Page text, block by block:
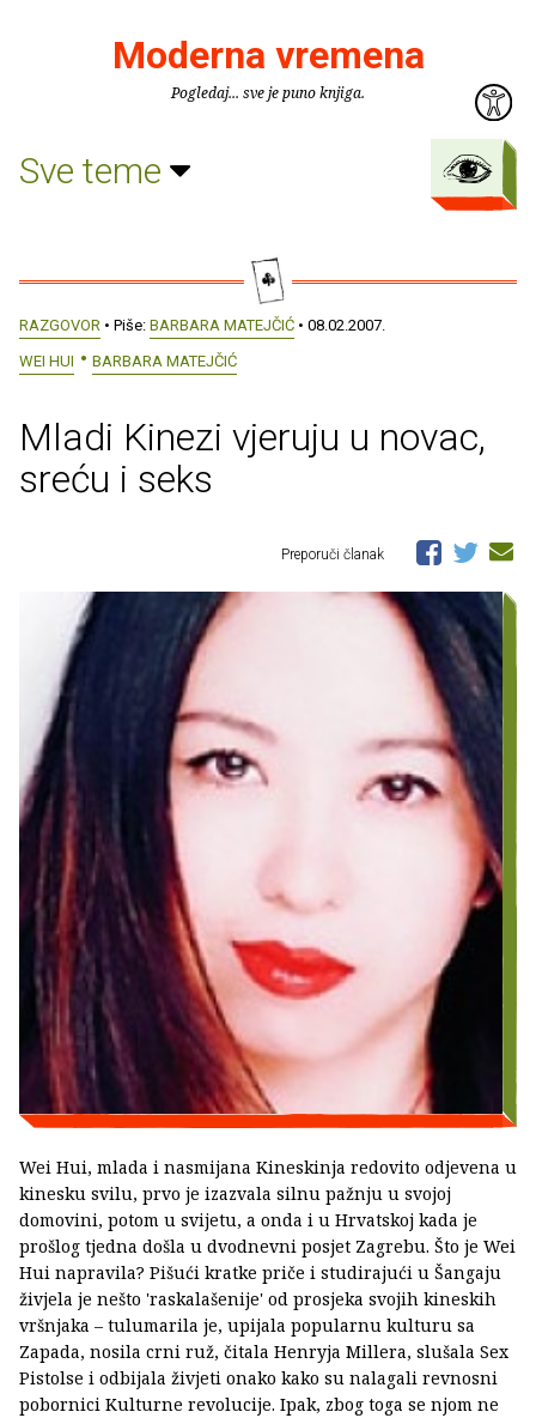
Moderna vremena
Pogledaj... sve je puno knjiga.
Sve teme
RAZGOVOR • Piše: BARBARA MATEJČIĆ • 08.02.2007.
WEI HUI
BARBARA MATEJČIĆ
Mladi Kinezi vjeruju u novac,
sreću i seks
Preporuči članak
Wei Hui, mlada i nasmijana Kineskinja redovito odjevena u
kinesku svilu, prvo je izazvala silnu pažnju u svojoj
domovini, potom u svijetu, a onda i u Hrvatskoj kada je
prošlog tjedna došla u dvodnevni posjet Zagrebu. Što je Wei
Hui napravila? Pišući kratke priče i studirajući u Šangaju
živjela je nešto 'raskalašenije' od prosjeka svojih kineskih
vršnjaka – tulumarila je, upijala popularnu kulturu sa
Zapada, nosila crni ruž, čitala Henryja Millera, slušala Sex
Pistolse i odbijala živjeti onako kako su nalagali revnosni
pobornici Kulturne revolucije. Ipak, zbog toga se njom ne